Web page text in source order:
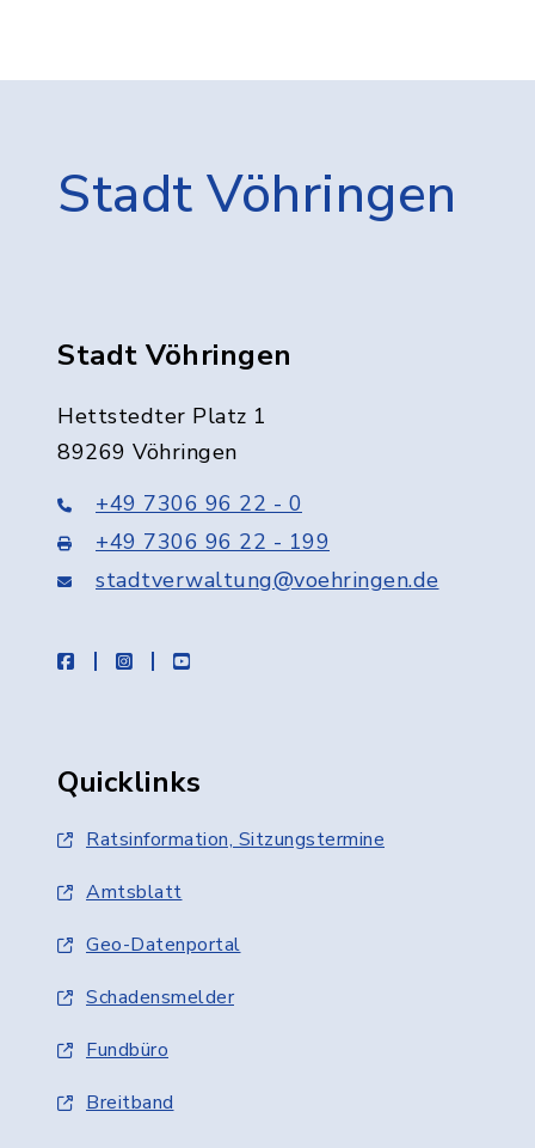
Stadt Vöhringen
Stadt Vöhringen
Hettstedter Platz 1
89269 Vöhringen
+49 7306 96 22 - 0
+49 7306 96 22 - 199
stadtverwaltung@voehringen.de
facebookinstagramyoutube
Quicklinks
Ratsinformation, Sitzungstermine
Amtsblatt
Geo-Datenportal
Schadensmelder
Fundbüro
Breitband